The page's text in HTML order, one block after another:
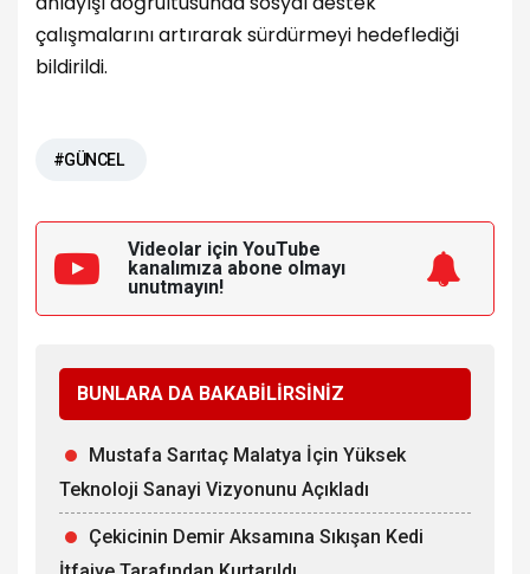
çalışmalarını artırarak sürdürmeyi hedeflediği
bildirildi.
#GÜNCEL
Videolar için YouTube
kanalımıza abone olmayı
unutmayın!
BUNLARA DA BAKABİLİRSİNİZ
Mustafa Sarıtaç Malatya İçin Yüksek
Teknoloji Sanayi Vizyonunu Açıkladı
Çekicinin Demir Aksamına Sıkışan Kedi